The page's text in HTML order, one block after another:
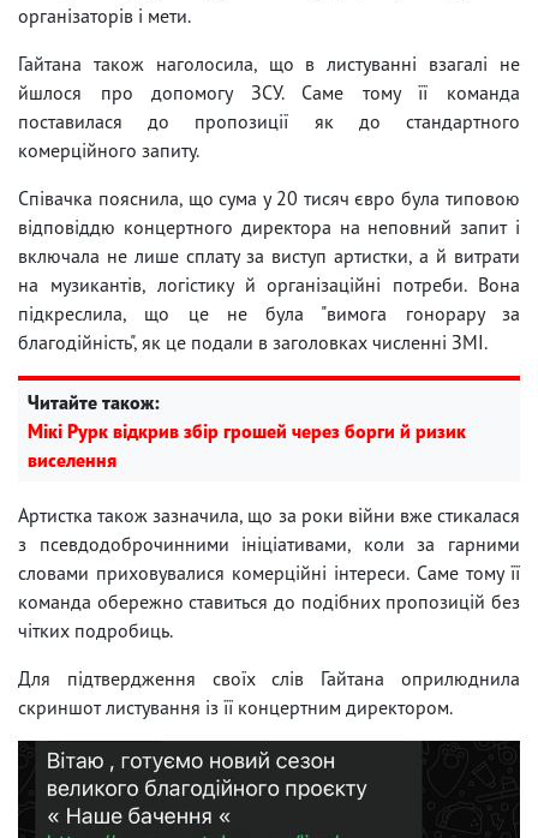
організаторів і мети.
Гайтана також наголосила, що в листуванні взагалі не
йшлося про допомогу ЗСУ. Саме тому її команда
поставилася до пропозиції як до стандартного
комерційного запиту.
Співачка пояснила, що сума у 20 тисяч євро була типовою
відповіддю концертного директора на неповний запит і
включала не лише сплату за виступ артистки, а й витрати
на музикантів, логістику й організаційні потреби. Вона
підкреслила, що це не була "вимога гонорару за
благодійність", як це подали в заголовках численні ЗМІ.
Читайте також:
Мікі Рурк відкрив збір грошей через борги й ризик
виселення
Артистка також зазначила, що за роки війни вже стикалася
з псевдодоброчинними ініціативами, коли за гарними
словами приховувалися комерційні інтереси. Саме тому її
команда обережно ставиться до подібних пропозицій без
чітких подробиць.
Для підтвердження своїх слів Гайтана оприлюднила
скриншот листування із її концертним директором.